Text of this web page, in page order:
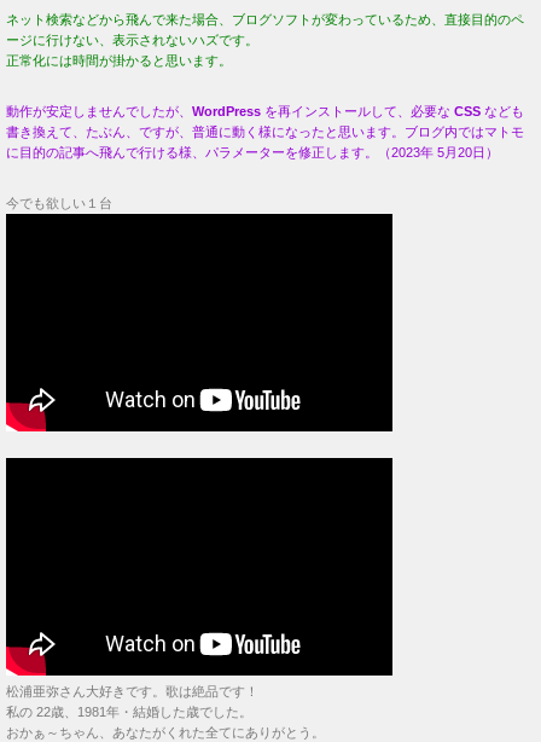
ネット検索などから飛んで来た場合、ブログソフトが変わっているため、直接目的のペ
ージに行けない、表示されないハズです。
正常化には時間が掛かると思います。
動作が安定しませんでしたが、 WordPress を再インストールして、必要な CSS なども
書き換えて、たぶん、ですが、普通に動く様になったと思います。ブログ内ではマトモ
に目的の記事へ飛んで行ける様、パラメーターを修正します。（2023年 5月20日）
今でも欲しい１台
松浦亜弥さん大好きです。歌は絶品です！
私の 22歳、1981年・結婚した歳でした。
おかぁ～ちゃん、あなたがくれた全てにありがとう。